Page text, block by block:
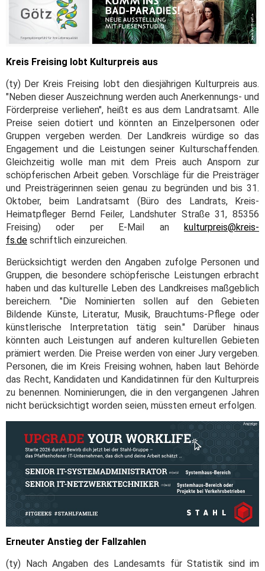
Kreis Freising lobt Kulturpreis aus
(ty) Der Kreis Freising lobt den diesjährigen Kulturpreis aus.
"Neben dieser Auszeichnung werden auch Anerkennungs- und
Förderpreise verliehen", heißt es aus dem Landratsamt. Alle
Preise seien dotiert und könnten an Einzelpersonen oder
Gruppen vergeben werden. Der Landkreis würdige so das
Engagement und die Leistungen seiner Kulturschaffenden.
Gleichzeitig wolle man mit dem Preis auch Ansporn zur
schöpferischen Arbeit geben. Vorschläge für die Preisträger
und Preisträgerinnen seien genau zu begründen und bis 31.
Oktober, beim Landratsamt (Büro des Landrats, Kreis-
Heimatpfleger Bernd Feiler, Landshuter Straße 31, 85356
Freising) oder per E-Mail an kulturpreis@kreis-
fs.de schriftlich einzureichen.
Berücksichtigt werden den Angaben zufolge Personen und
Gruppen, die besondere schöpferische Leistungen erbracht
haben und das kulturelle Leben des Landkreises maßgeblich
bereichern. "Die Nominierten sollen auf den Gebieten
Bildende Künste, Literatur, Musik, Brauchtums-Pflege oder
künstlerische Interpretation tätig sein." Darüber hinaus
könnten auch Leistungen auf anderen kulturellen Gebieten
prämiert werden. Die Preise werden von einer Jury vergeben.
Personen, die im Kreis Freising wohnen, haben laut Behörde
das Recht, Kandidaten und Kandidatinnen für den Kulturpreis
zu benennen. Nominierungen, die in den vergangenen Jahren
nicht berücksichtigt worden seien, müssten erneut erfolgen.
Erneuter Anstieg der Fallzahlen
(ty) Nach Angaben des Landesamts für Statistik sind im